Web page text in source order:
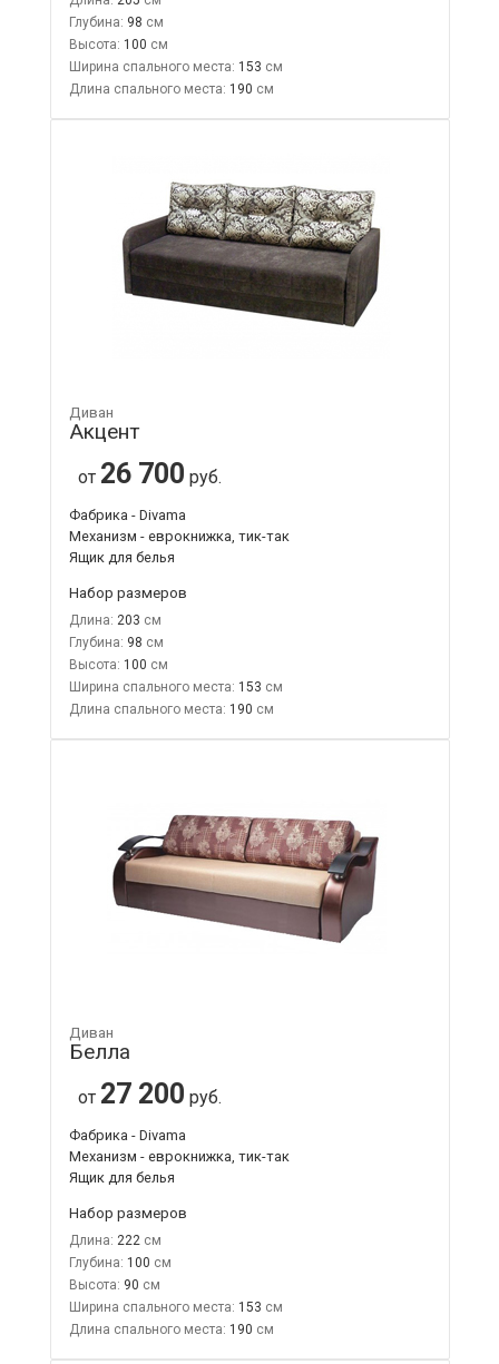
Глубина: 98
Высота: 100
Ширина спального места: 153
Длина спального места: 190
Диван
Акцент
от 26 700 руб.
Фабрика - Divama
Механизм - еврокнижка, тик-так
Ящик для белья
Набор размеров
Длина: 203
Глубина: 98
Высота: 100
Ширина спального места: 153
Длина спального места: 190
Диван
Белла
от 27 200 руб.
Фабрика - Divama
Механизм - еврокнижка, тик-так
Ящик для белья
Набор размеров
Длина: 222
Глубина: 100
Высота: 90
Ширина спального места: 153
Длина спального места: 190